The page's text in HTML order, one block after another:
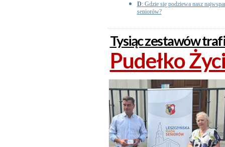
D: Gdzie się podziewa nasz
seniorów?
Tysiąc zestawów
Pudełko